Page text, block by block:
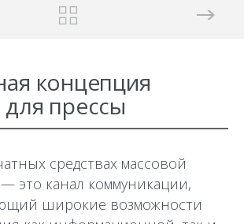
концепция
прессы
средствах массовой
это канал коммуникации,
широкие возможности